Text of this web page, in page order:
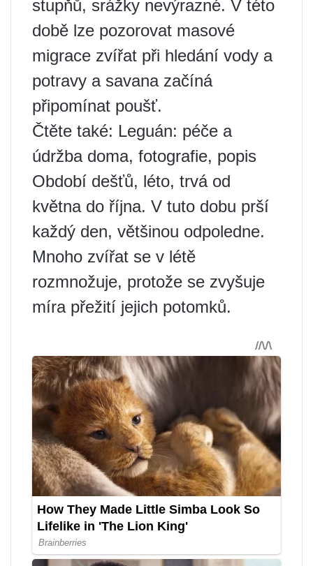
stupňů, srážky nevýrazné. V této
době lze pozorovat masové
migrace zvířat při hledání vody a
potravy a savana začíná
připomínat poušť.
Čtěte také: Leguán: péče a
údržba doma, fotografie, popis
Období dešťů, léto, trvá od
května do října. V tuto dobu prší
každý den, většinou odpoledne.
Mnoho zvířat se v létě
rozmnožuje, protože se zvyšuje
míra přežití jejich potomků.